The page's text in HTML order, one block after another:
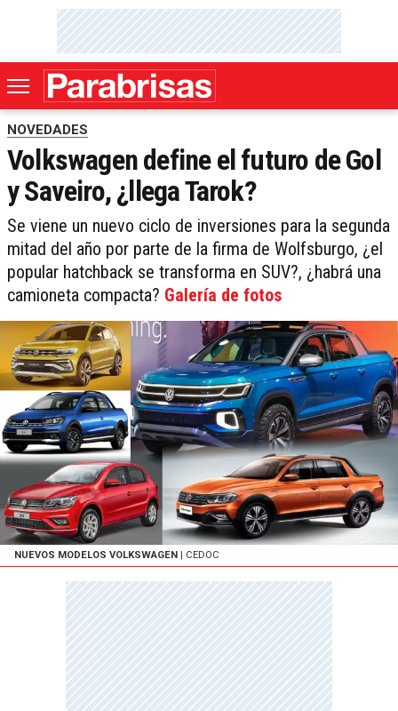
NOVEDADES
Volkswagen define el futuro de Gol
y Saveiro, ¿llega Tarok?
Se viene un nuevo ciclo de inversiones para la segunda
mitad del año por parte de la firma de Wolfsburgo, ¿el
popular hatchback se transforma en SUV?, ¿habrá una
camioneta compacta? Galería de fotos
NUEVOS MODELOS VOLKSWAGEN | CEDOC